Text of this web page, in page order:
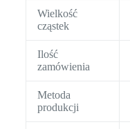
Wielkość
cząstek
Ilość
zamówienia
Metoda
produkcji